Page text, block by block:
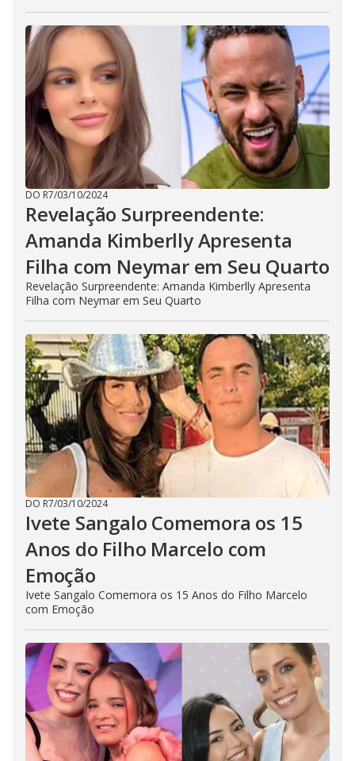
DO R7/03/10/2024
Revelação Surpreendente:
Amanda Kimberlly Apresenta
Filha com Neymar em Seu Quarto
Revelação Surpreendente: Amanda Kimberlly Apresenta
Filha com Neymar em Seu Quarto
DO R7/03/10/2024
Ivete Sangalo Comemora os 15
Anos do Filho Marcelo com
Emoção
Ivete Sangalo Comemora os 15 Anos do Filho Marcelo
com Emoção